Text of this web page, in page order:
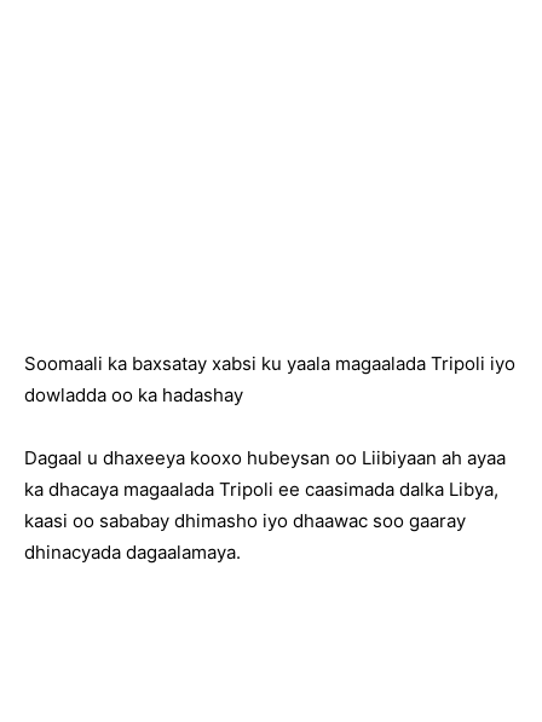
Soomaali ka baxsatay xabsi ku yaala magaalada Tripoli iyo
dowladda oo ka hadashay
Dagaal u dhaxeeya kooxo hubeysan oo Liibiyaan ah ayaa
ka dhacaya magaalada Tripoli ee caasimada dalka Libya,
kaasi oo sababay dhimasho iyo dhaawac soo gaaray
dhinacyada dagaalamaya.